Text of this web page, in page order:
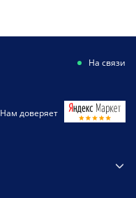
На связи
Нам доверяет